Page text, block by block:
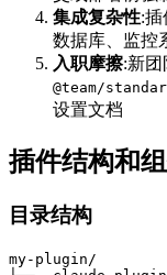
集成复杂性:插
数据库、监控
入职摩擦:新团
@team/
设置文档
插件结构和
目录结构
my-plugin/